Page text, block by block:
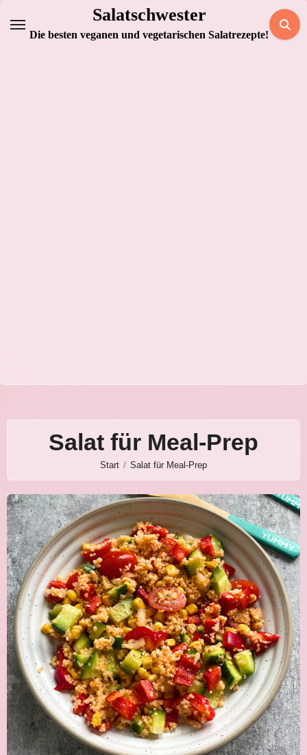
Inhalt
Salatschwester
Die besten veganen und vegetarischen Salatrezepte!
Salat für Meal-Prep
Start Salat für Meal-Prep